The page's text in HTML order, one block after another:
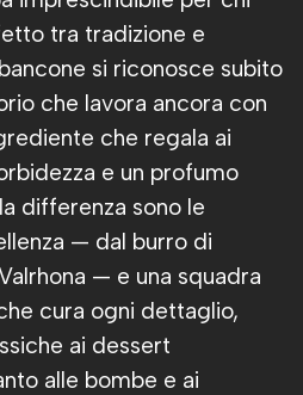
tra tradizione e
si riconosce subito
che lavora ancora con
che regala ai
e un profumo
differenza sono le
— dal burro di
— e una squadra
cura ogni dettaglio,
ai dessert
alle bombe e ai